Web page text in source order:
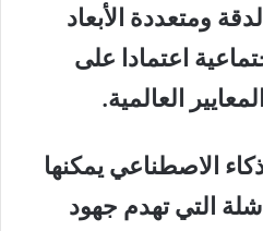
ومتعددة الأبعاد
اعتمادا على
العالمية.
الاصطناعي يمكنها
التي تهدم جهود